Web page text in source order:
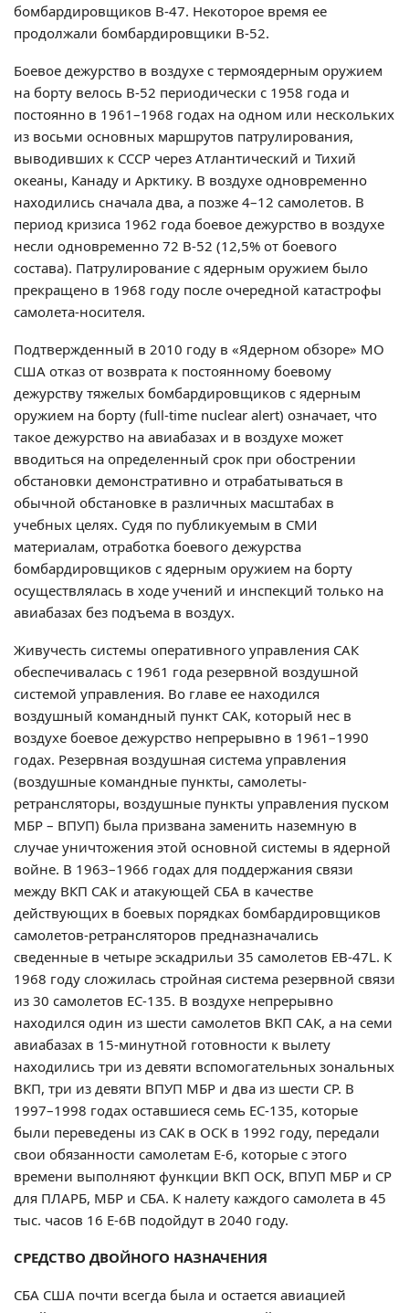
бомбардировщиков В-47. Некоторое время ее
продолжали бомбардировщики В-52.
Боевое дежурство в воздухе с термоядерным оружием
на борту велось В-52 периодически с 1958 года и
постоянно в 1961–1968 годах на одном или нескольких
из восьми основных маршрутов патрулирования,
выводивших к СССР через Атлантический и Тихий
океаны, Канаду и Арктику. В воздухе одновременно
находились сначала два, а позже 4–12 самолетов. В
период кризиса 1962 года боевое дежурство в воздухе
несли одновременно 72 В-52 (12,5% от боевого
состава). Патрулирование с ядерным оружием было
прекращено в 1968 году после очередной катастрофы
самолета-носителя.
Подтвержденный в 2010 году в «Ядерном обзоре» МО
США отказ от возврата к постоянному боевому
дежурству тяжелых бомбардировщиков с ядерным
оружием на борту (full-time nuclear alert) означает, что
такое дежурство на авиабазах и в воздухе может
вводиться на определенный срок при обострении
обстановки демонстративно и отрабатываться в
обычной обстановке в различных масштабах в
учебных целях. Судя по публикуемым в СМИ
материалам, отработка боевого дежурства
бомбардировщиков с ядерным оружием на борту
осуществлялась в ходе учений и инспекций только на
авиабазах без подъема в воздух.
Живучесть системы оперативного управления САК
обеспечивалась с 1961 года резервной воздушной
системой управления. Во главе ее находился
воздушный командный пункт САК, который нес в
воздухе боевое дежурство непрерывно в 1961–1990
годах. Резервная воздушная система управления
(воздушные командные пункты, самолеты-
ретрансляторы, воздушные пункты управления пуском
МБР – ВПУП) была призвана заменить наземную в
случае уничтожения этой основной системы в ядерной
войне. В 1963–1966 годах для поддержания связи
между ВКП САК и атакующей СБА в качестве
действующих в боевых порядках бомбардировщиков
самолетов-ретрансляторов предназначались
сведенные в четыре эскадрильи 35 самолетов EB-47L. К
1968 году сложилась стройная система резервной связи
из 30 самолетов ЕС-135. В воздухе непрерывно
находился один из шести самолетов ВКП САК, а на семи
авиабазах в 15-минутной готовности к вылету
находились три из девяти вспомогательных зональных
ВКП, три из девяти ВПУП МБР и два из шести СР. В
1997–1998 годах оставшиеся семь ЕС-135, которые
были переведены из САК в ОСК в 1992 году, передали
свои обязанности самолетам Е-6, которые с этого
времени выполняют функции ВКП ОСК, ВПУП МБР и СР
для ПЛАРБ, МБР и СБА. К налету каждого самолета в 45
тыс. часов 16 Е-6В подойдут в 2040 году.
СРЕДСТВО ДВОЙНОГО НАЗНАЧЕНИЯ
СБА США почти всегда была и остается авиацией